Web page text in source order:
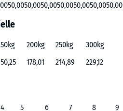
50,0050,0050,0050,0050,0050,0050,00
200kg 250kg
300kg
178,01 214,89 229,12
4 5 6 7 8
9